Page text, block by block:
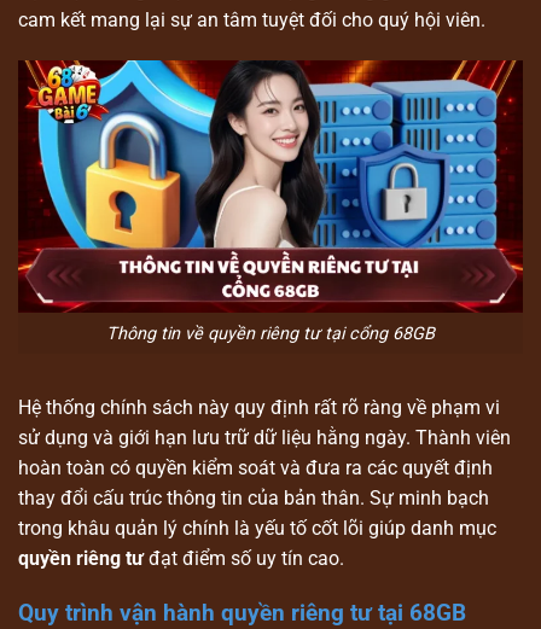
cam kết mang lại sự an tâm tuyệt đối cho quý hội viên.
Thông tin về quyền riêng tư tại cổng 68GB
Hệ thống chính sách này quy định rất rõ ràng về phạm vi
sử dụng và giới hạn lưu trữ dữ liệu hằng ngày. Thành viên
hoàn toàn có quyền kiểm soát và đưa ra các quyết định
thay đổi cấu trúc thông tin của bản thân. Sự minh bạch
trong khâu quản lý chính là yếu tố cốt lõi giúp danh mục
quyền riêng tưđạt điểm số uy tín cao.
Quy trình vận hành quyền riêng tư tại 68GB